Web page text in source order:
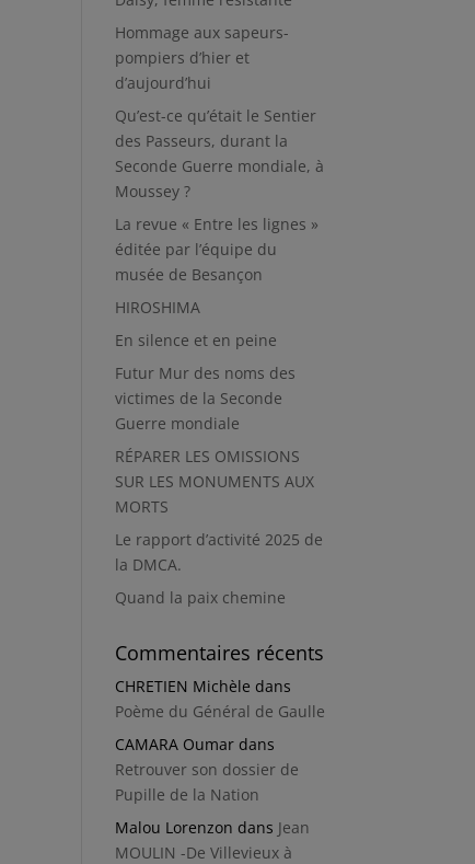
Hommage aux sapeurs-
pompiers d’hier et
d’aujourd’hui
Qu’est-ce qu’était le Sentier
des Passeurs, durant la
Seconde Guerre mondiale, à
Moussey ?
La revue « Entre les lignes »
éditée par l’équipe du
musée de Besançon
HIROSHIMA
En silence et en peine
Futur Mur des noms des
victimes de la Seconde
Guerre mondiale
RÉPARER LES OMISSIONS
SUR LES MONUMENTS AUX
MORTS
Le rapport d’activité 2025 de
la DMCA.
Quand la paix chemine
Commentaires récents
CHRETIEN Michèle dans
Poème du Général de Gaulle
CAMARA Oumar dans
Retrouver son dossier de
Pupille de la Nation
Malou Lorenzon dans Jean
MOULIN -De Villevieux à